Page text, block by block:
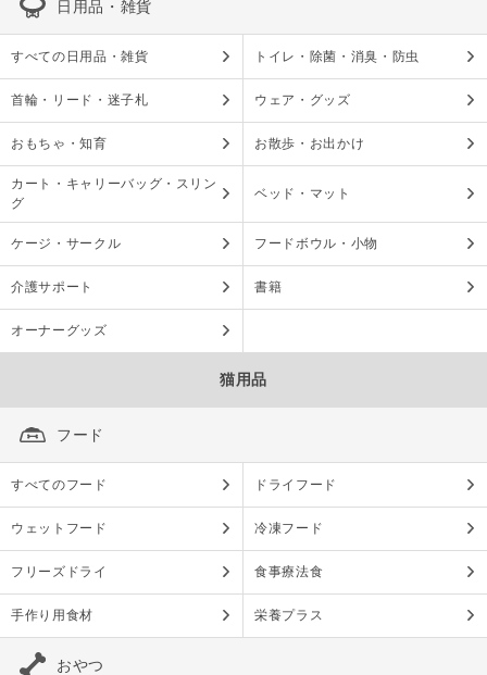
日用品・雑貨
すべての日用品・雑貨 トイレ・除菌・消臭・防虫
首輪・リード・迷子札 ウェア・グッズ
おもちゃ・知育 お散歩・お出かけ
カート・キャリーバッグ・スリン
グ
ベッド・マット
ケージ・サークル フードボウル・小物
介護サポート 書籍
オーナーグッズ
猫用品
フード
すべてのフード ドライフード
ウェットフード 冷凍フード
フリーズドライ 食事療法食
手作り用食材 栄養プラス
おやつ